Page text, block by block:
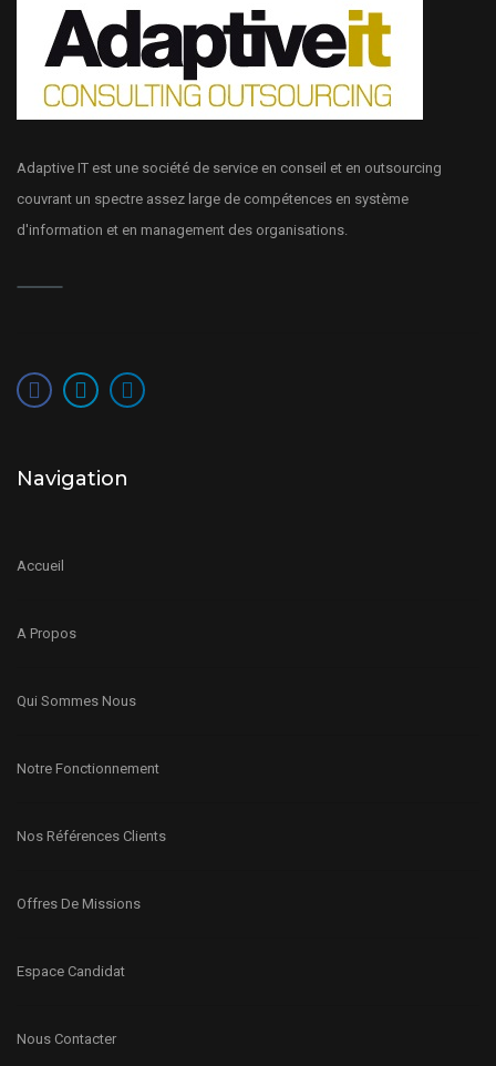
Adaptive IT est une société de service en conseil et en outsourcing
couvrant un spectre assez large de compétences en système
d'information et en management des organisations.
Navigation
Accueil
A Propos
Qui Sommes Nous
Notre Fonctionnement
Nos Références Clients
Offres De Missions
Espace Candidat
Nous Contacter